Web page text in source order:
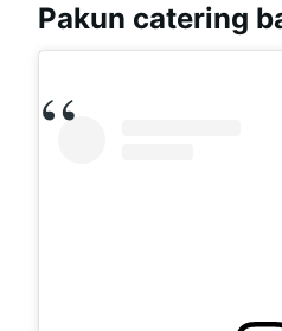
Pakun catering